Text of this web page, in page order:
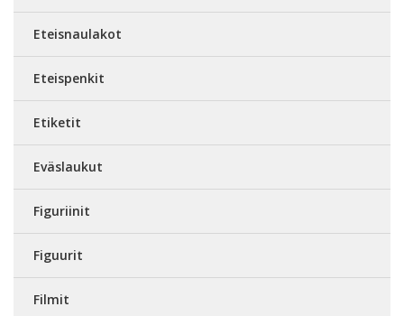
Eteisnaulakot
Eteispenkit
Etiketit
Eväslaukut
Figuriinit
Figuurit
Filmit